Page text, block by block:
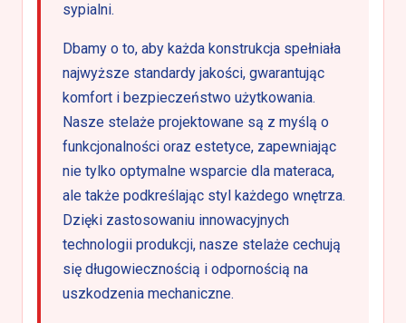
sypialni.
Dbamy o to, aby każda konstrukcja spełniała
najwyższe standardy jakości, gwarantując
komfort i bezpieczeństwo użytkowania.
Nasze stelaże projektowane są z myślą o
funkcjonalności oraz estetyce, zapewniając
nie tylko optymalne wsparcie dla materaca,
ale także podkreślając styl każdego wnętrza.
Dzięki zastosowaniu innowacyjnych
technologii produkcji, nasze stelaże cechują
się długowiecznością i odpornością na
uszkodzenia mechaniczne.